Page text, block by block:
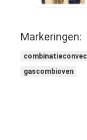
Vrieskasten
Markeringen:
gascombioven